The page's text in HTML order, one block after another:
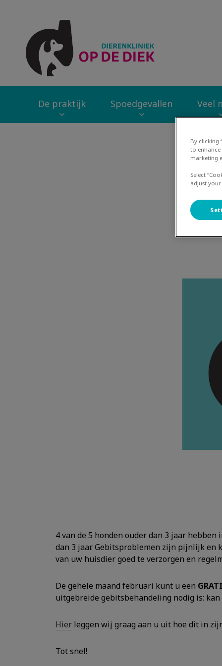
De praktijk Spoedgevallen Veel
4 van de 5 honden ouder dan 3 jaar
dan 3 jaar. Gebitsproblemen zijn pijnlijk en
van uw huisdier goed te verzorgen en
De gehele maand februari kunt u een
uitgebreide gebitsbehandeling nodig is:
Hier leggen wij graag aan u uit hoe dit in
Tot snel!
By clicking
to
marketing
Select
adjust